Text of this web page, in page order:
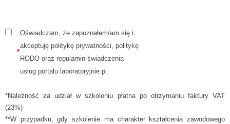
*
Oświadczam, że zapoznałem/am się i
akceptuję politykę prywatności, politykę
RODOoraz regulamin świadczenia
usługportalu laboratoryjnie.pl.
*Należność za udział w szkoleniu płatna po otrzymaniu faktury VAT
(23%)
**W przypadku, gdy szkolenie ma charakter kształcenia zawodowego